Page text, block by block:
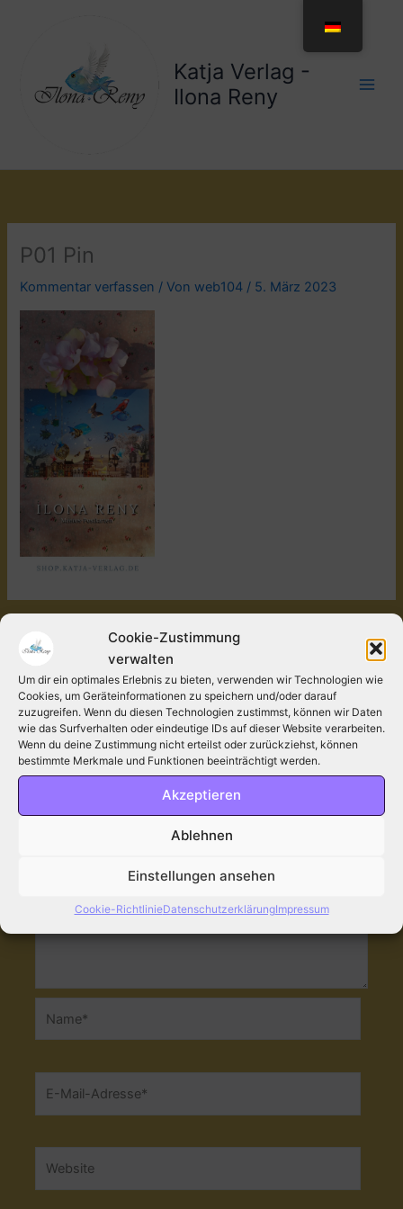
Cookie-Zustimmung
verwalten
Um dir ein optimales Erlebnis zu bieten, verwenden wir Technologien wie
Cookies, um Geräteinformationen zu speichern und/oder darauf
zuzugreifen. Wenn du diesen Technologien zustimmst, können wir Daten
wie das Surfverhalten oder eindeutige IDs auf dieser Website verarbeiten.
Wenn du deine Zustimmung nicht erteilst oder zurückziehst, können
bestimmte Merkmale und Funktionen beeinträchtigt werden.
Akzeptieren
Ablehnen
Einstellungen ansehen
Cookie-RichtlinieDatenschutzerklärungImpressum
Katja Verlag -
Ilona Reny
P01 Pin
Kommentar verfassen / Vonweb104 / 5. März 2023
Vorheriger Medien
Schreibe einen Kommentar
Deine E-Mail-Adresse wird nicht veröffentlicht.
Erforderliche Felder sind mit*markiert.
Mail-